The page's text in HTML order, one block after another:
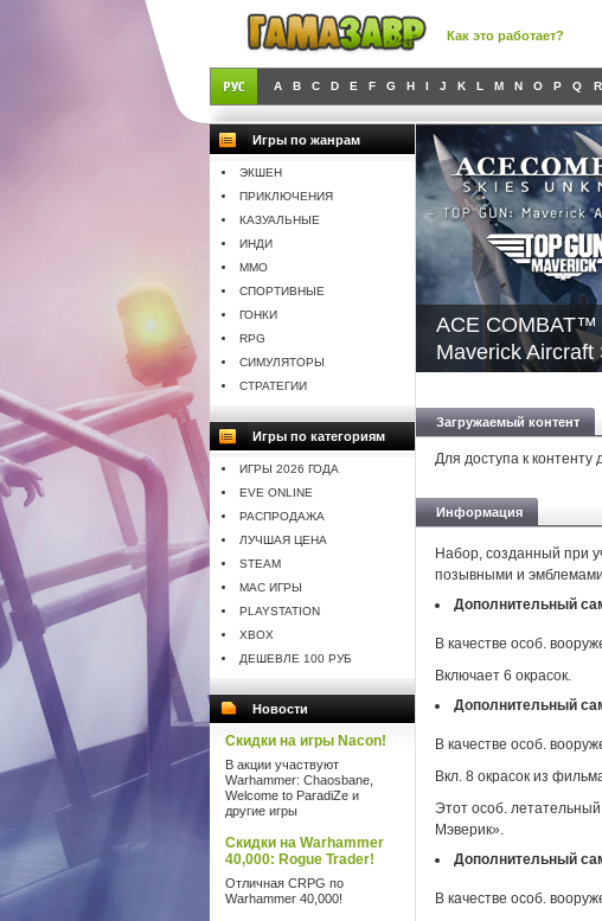
Как это работает?
A B C D E F G H I J K L M N O P Q R
Игры по жанрам
ЭКШЕН
ПРИКЛЮЧЕНИЯ
КАЗУАЛЬНЫЕ
ИНДИ
MMO
СПОРТИВНЫЕ
ГОНКИ
RPG
СИМУЛЯТОРЫ
СТРАТЕГИИ
Игры по категориям
ИГРЫ 2026 ГОДА
EVE ONLINE
РАСПРОДАЖА
ЛУЧШАЯ ЦЕНА
STEAM
MAC ИГРЫ
PLAYSTATION
XBOX
ДЕШЕВЛЕ 100 РУБ
Новости
Скидки на игры Nacon!
В акции участвуют
Warhammer: Chaosbane,
Welcome to ParadiZe и
другие игры
Скидки на Warhammer
40,000: Rogue Trader!
Отличная CRPG по
Warhammer 40,000!
ACE COMBAT™
Maverick Aircraft
Загружаемый контент
Для доступа к контенту
Информация
Набор, созданный при
позывными и
Дополнительный
В качестве особ.
Включает 6 окрасок.
Дополнительный
В качестве особ.
Вкл. 8 окрасок из
Этот особ.
Мэверик».
Дополнительный
В качестве особ.